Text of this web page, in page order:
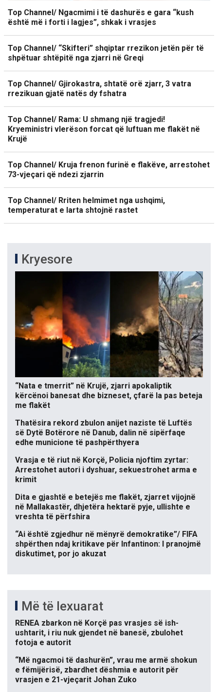
Top Channel/ Ngacmimi i të dashurës e gara “kush
është më i forti i lagjes”, shkak i vrasjes
Top Channel/ “Skifteri” shqiptar rrezikon jetën për të
shpëtuar shtëpitë nga zjarri në Greqi
Top Channel/ Gjirokastra, shtatë orë zjarr, 3 vatra
rrezikuan gjatë natës dy fshatra
Top Channel/ Rama: U shmang një tragjedi!
Kryeministri vlerëson forcat që luftuan me flakët në
Krujë
Top Channel/ Kruja frenon furinë e flakëve, arrestohet
73-vjeçari që ndezi zjarrin
Top Channel/ Rriten helmimet nga ushqimi,
temperaturat e larta shtojnë rastet
Kryesore
“Nata e tmerrit” në Krujë, zjarri apokaliptik
kërcënoi banesat dhe bizneset, çfarë la pas beteja
me flakët
Thatësira rekord zbulon anijet naziste të Luftës
së Dytë Botërore në Danub, dalin në sipërfaqe
edhe municione të pashpërthyera
Vrasja e të riut në Korçë, Policia njoftim zyrtar:
Arrestohet autori i dyshuar, sekuestrohet arma e
krimit
Dita e gjashtë e betejës me flakët, zjarret vijojnë
në Mallakastër, dhjetëra hektarë pyje, ullishte e
vreshta të përfshira
“Ai është zgjedhur në mënyrë demokratike”/ FIFA
shpërthen ndaj kritikave për Infantinon: I pranojmë
diskutimet, por jo akuzat
Më të lexuarat
RENEA zbarkon në Korçë pas vrasjes së ish-
ushtarit, i riu nuk gjendet në banesë, zbulohet
fotoja e autorit
“Më ngacmoi të dashurën”, vrau me armë shokun
e fëmijërisë, zbardhet dëshmia e autorit për
vrasjen e 21-vjeçarit Johan Zuko